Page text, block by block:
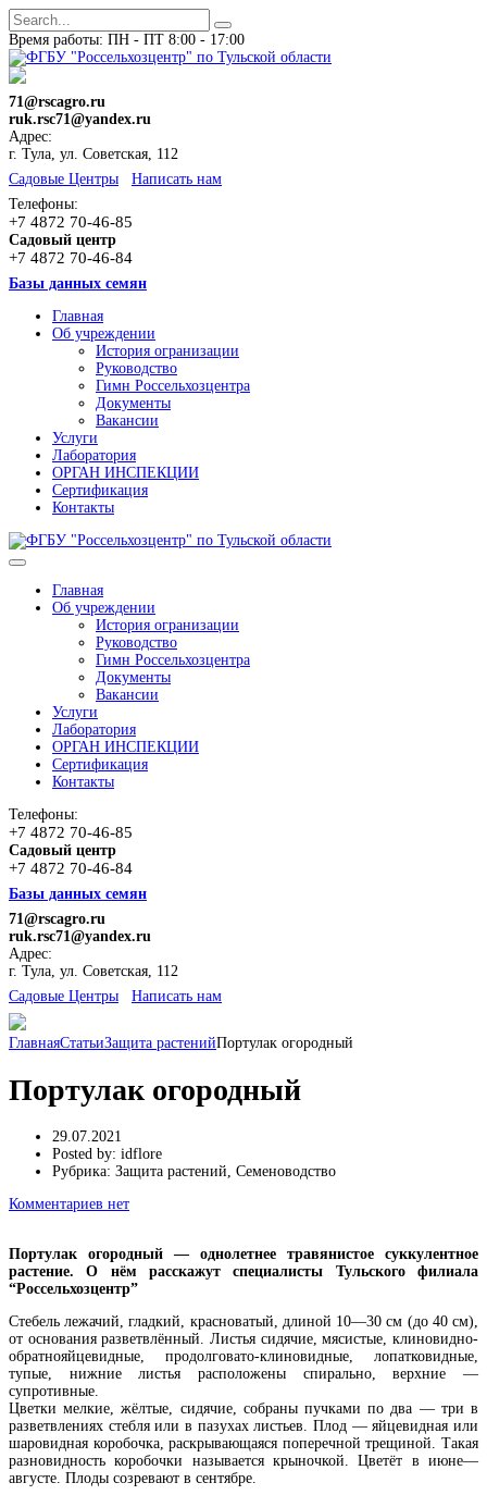
Время работы: ПН - ПТ 8:00 - 17:00
71@rscagro.ru
ruk.rsc71@yandex.ru
Адрес:
г. Тула, ул. Советская, 112
Cадовые Центры
Написать нам
Телефоны:
+7 4872 70-46-85
Садовый центр
+7 4872 70-46-84
Базы данных семян
Главная
Об учреждении
История огранизации
Руководство
Гимн Россельхозцентра
Документы
Вакансии
Услуги
Лаборатория
ОРГАН ИНСПЕКЦИИ
Сертификация
Контакты
Главная
Об учреждении
История огранизации
Руководство
Гимн Россельхозцентра
Документы
Вакансии
Услуги
Лаборатория
ОРГАН ИНСПЕКЦИИ
Сертификация
Контакты
Телефоны:
+7 4872 70-46-85
Садовый центр
+7 4872 70-46-84
Базы данных семян
71@rscagro.ru
ruk.rsc71@yandex.ru
Адрес:
г. Тула, ул. Советская, 112
Cадовые Центры
Написать нам
ГлавнаяСтатьиЗащита растенийПортулак огородный
Портулак огородный
29.07.2021
Posted by: idflore
Рубрика: Защита растений, Семеноводство
Комментариев нет
Портулак огородный — однолетнее травянистое суккулентное
растение. О нём расскажут специалисты Тульского филиала
“Россельхозцентр”
Стебель лежачий, гладкий, красноватый, длиной 10—30 см (до 40 см),
от основания разветвлённый. Листья сидячие, мясистые, клиновидно-
обратнояйцевидные, продолговато-клиновидные, лопатковидные,
тупые, нижние листья расположены спирально, верхние —
супротивные.
Цветки мелкие, жёлтые, сидячие, собраны пучками по два — три в
разветвлениях стебля или в пазухах листьев. Плод — яйцевидная или
шаровидная коробочка, раскрывающаяся поперечной трещиной. Такая
разновидность коробочки называется крыночкой. Цветёт в июне—
августе. Плоды созревают в сентябре.